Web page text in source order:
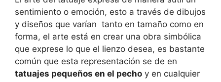
sentimiento o emoción, esto a través de dibujos
y diseños que varían tanto en tamaño como en
forma, el arte está en crear una obra simbólica
que exprese lo que el lienzo desea, es bastante
común que esta representación se de en
tatuajes pequeños en el pecho y en cualquier